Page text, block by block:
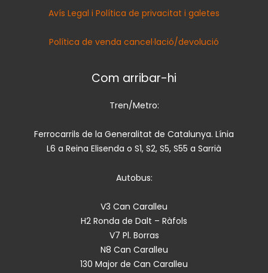
Avís Legal i Política de privacitat i galetes
Política de venda cancel·lació/devolució
Com arribar-hi
Tren/Metro:
Ferrocarrils de la Generalitat de Catalunya. Línia
L6 a Reina Elisenda o S1, S2, S5, S55 a Sarrià
Autobus:
V3 Can Caralleu
H2 Ronda de Dalt – Ràfols
V7 Pl. Borras
N8 Can Caralleu
130 Major de Can Caralleu